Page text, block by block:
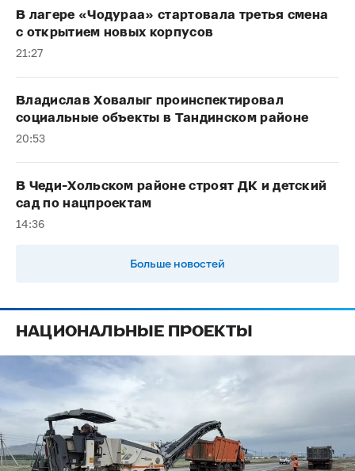
В лагере «Чодураа» стартовала третья смена
с открытием новых корпусов
21:27
Владислав Ховалыг проинспектировал
социальные объекты в Тандинском районе
20:53
В Чеди-Хольском районе строят ДК и детский
сад по нацпроектам
14:36
Больше новостей
НАЦИОНАЛЬНЫЕ ПРОЕКТЫ